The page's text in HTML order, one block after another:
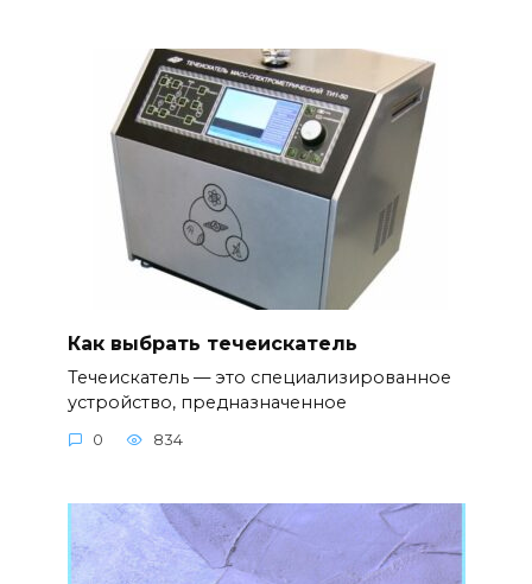
Как выбрать течеискатель
Течеискатель — это специализированное
устройство, предназначенное
0 834